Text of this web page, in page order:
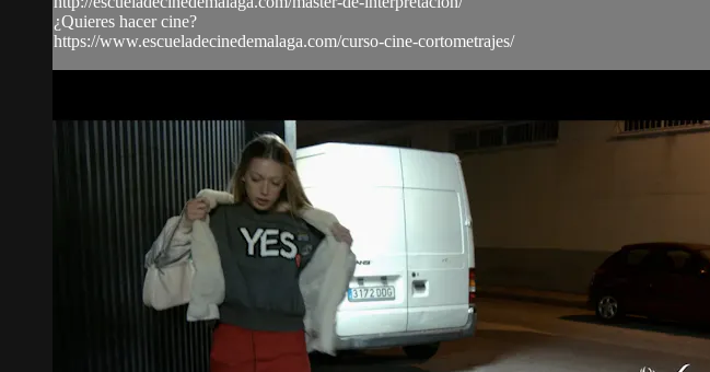
¿Quieres hacer cine?
https://www.escueladecinedemalaga.com/curso-cine-cortometrajes/